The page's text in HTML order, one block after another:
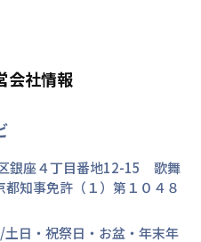
会社情報
銀座４丁目番地12-15 歌舞
都知事免許（１）第１０４８
土日・祝祭日・お盆・年末年